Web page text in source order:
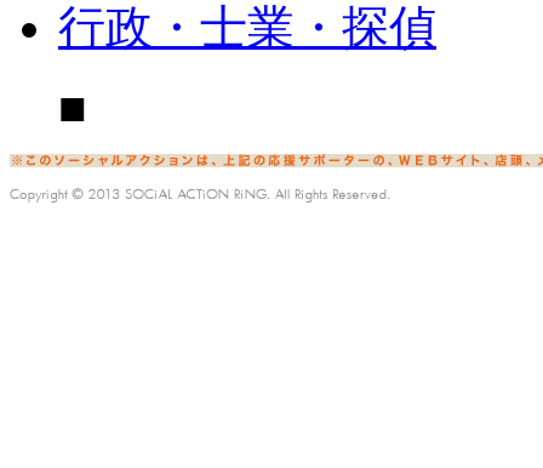
行政・士業・探偵
■